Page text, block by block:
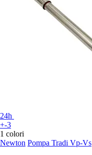
24h
+-3
1 colori
Newton Pompa Tradi Vp-Vs